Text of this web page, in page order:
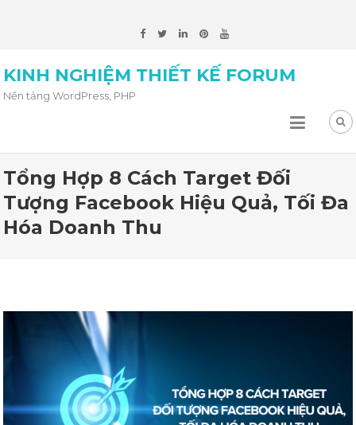
KINH NGHIỆM THIẾT KẾ FORUM
Nền tảng WordPress, PHP
Tổng Hợp 8 Cách Target Đối
Tượng Facebook Hiệu Quả, Tối Đa
Hóa Doanh Thu